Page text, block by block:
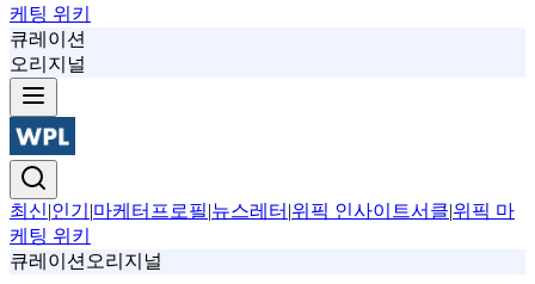
케팅 위키
큐레이션
오리지널
최신|인기 |마케터프로필|뉴스레터 |위픽 인사이트서클|위픽 마
케팅 위키
큐레이션 오리지널